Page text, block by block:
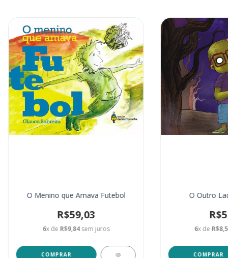
O Menino que Amava Futebol
R$59,03
6x de R$9,84sem juros
O Outro
6x de